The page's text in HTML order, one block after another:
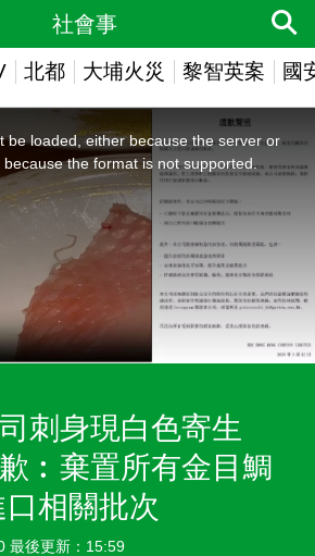
北都 大埔火災 黎智英案 國
社會事
be loaded, either because the server or
the format is not supported.
刺身現白色寄生
︰棄置所有金目鯛
相關批次
最後更新：15:59